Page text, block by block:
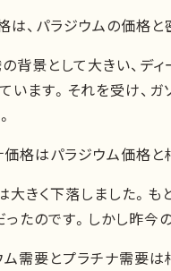
は、パラジウムの価格と
背景として大きい、デ
います。それを受け、
価格はパラジウム価格と
大きく下落しました。
たのです。しかし昨今
ム需要とプラチナ需要